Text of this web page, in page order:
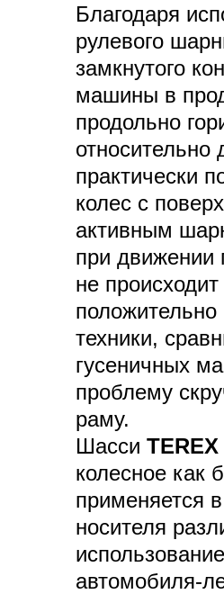
Благодаря
рулевого
замкнутого
машины в
продольно
относительно
практически
колес с
активным
при движении
не
положительно
техники,
гусеничных
проблему
раму.
Шасси
колесное как
применяется в
носителя
автомобиля-